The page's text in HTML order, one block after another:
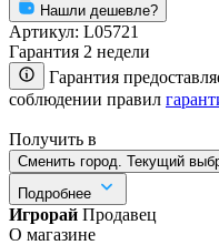
Нашли дешевле?
Артикул: L05721
Гарантия 2 недели
Гарантия
соблюдении правил
Получить в
Сменить город. Текущий
Подробнее
Игрорай Продавец
О магазине